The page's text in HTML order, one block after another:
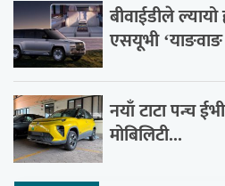
बीवाईडीले
एसयूभी
नयाँ टाटा पन्च
मोबिलिटी...